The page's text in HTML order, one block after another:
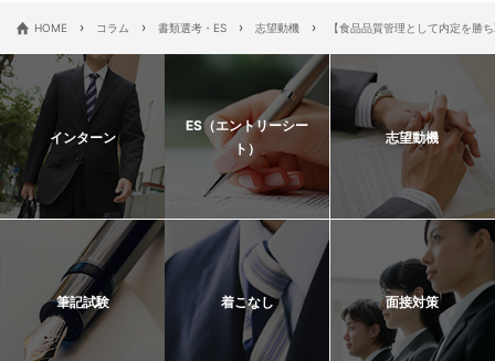
HOME › コラム › 書類選考・ES › 志望動機 › 【食品品質管理として内定を勝
インターン
ES（エントリーシー
ト）
志望動機
筆記試験 着こなし 面接対策